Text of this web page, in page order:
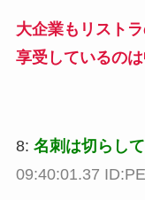
大企業もリスト
享受しているの
8: 名刺は切らし
09:40:01.37